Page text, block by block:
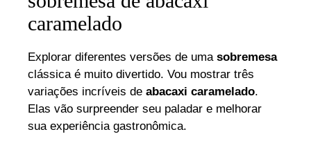
caramelado
Explorar diferentes versões de uma sobremesa
clássica é muito divertido. Vou mostrar três
variações incríveis de abacaxi caramelado.
Elas vão surpreender seu paladar e melhorar
sua experiência gastronômica.